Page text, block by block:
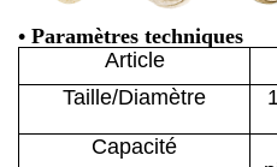
• Paramètres techniques
Article
Taille/Diamètre
Capacité